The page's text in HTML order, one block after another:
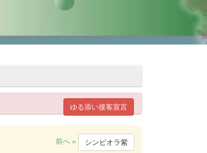
ゆる添い接客宣言
前へ » シンビオラ紫